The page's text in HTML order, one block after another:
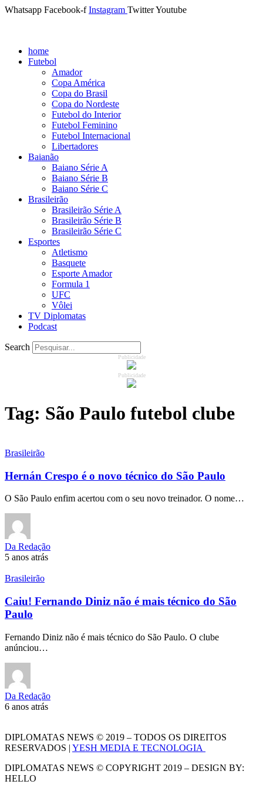
Whatsapp Facebook-f Instagram TwitterYoutube
home
Futebol
Amador
Copa América
Copa do Brasil
Copa do Nordeste
Futebol do Interior
Futebol Feminino
Futebol Internacional
Libertadores
Baianão
Baiano Série A
Baiano Série B
Baiano Série C
Brasileirão
Brasileirão Série A
Brasileirão Série B
Brasileirão Série C
Esportes
Atletismo
Basquete
Esporte Amador
Formula 1
UFC
Vôlei
TV Diplomatas
Podcast
Search
Publicidade
Publicidade
Tag: São Paulo futebol clube
Brasileirão
Hernán Crespo é o novo técnico do São Paulo
O São Paulo enfim acertou com o seu novo treinador. O nome…
Da Redação
5 anos atrás
Brasileirão
Caiu! Fernando Diniz não é mais técnico do São
Paulo
Fernando Diniz não é mais técnico do São Paulo. O clube
anúnciou…
Da Redação
6 anos atrás
DIPLOMATAS NEWS © 2019 – TODOS OS DIREITOS
RESERVADOS | YESH MEDIA E TECNOLOGIA
DIPLOMATAS NEWS © COPYRIGHT 2019 – DESIGN BY:
HELLO